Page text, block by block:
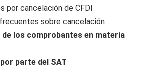
por cancelación de CFDI
sobre cancelación
de los comprobantes en materia
parte del SAT